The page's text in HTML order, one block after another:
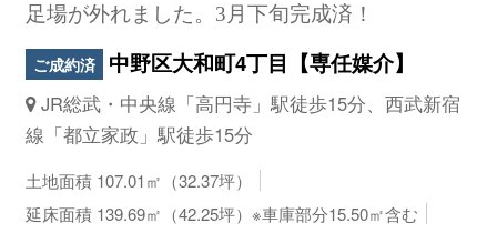
足場が外れました。3月下旬完成済！
ご成約済 中野区大和町4丁目【専任媒介】
JR総武・中央線「高円寺」駅徒歩15分、西武新宿
線「都立家政」駅徒歩15分
土地面積 107.01㎡（32.37坪）
延床面積 139.69㎡（42.25坪）※車庫部分15.50㎡含む